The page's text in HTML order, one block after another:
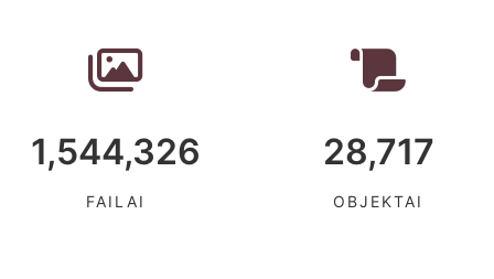
1,544,326
FAILAI
28,717
OBJEKTAI